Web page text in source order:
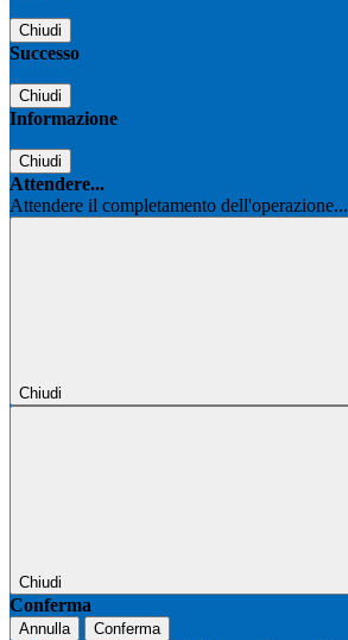
Chiudi
Successo
Chiudi
Informazione
Chiudi
Attendere...
Attendere il completamento dell'operazione...
Chiudi
Chiudi
Conferma
Annulla Conferma